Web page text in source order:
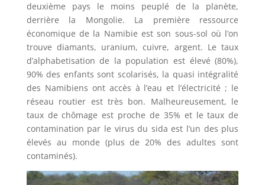
deuxième pays le moins peuplé de la planète,
derrière la Mongolie. La première ressource
économique de la Namibie est son sous-sol où l’on
trouve diamants, uranium, cuivre, argent. Le taux
d’alphabetisation de la population est élevé (80%),
90% des enfants sont scolarisés, la quasi intégralité
des Namibiens ont accès à l’eau et l’électricité ; le
réseau routier est très bon. Malheureusement, le
taux de chômage est proche de 35% et le taux de
contamination par le virus du sida est l’un des plus
élevés au monde (plus de 20% des adultes sont
contaminés).